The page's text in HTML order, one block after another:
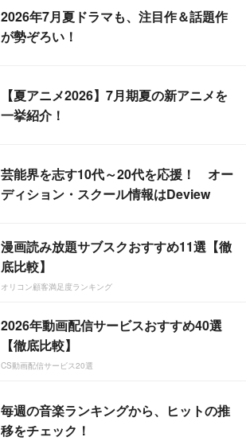
2026年7月夏ドラマも、注目作＆話題作
が勢ぞろい！
【夏アニメ2026】7月期夏の新アニメを
一挙紹介！
芸能界を志す10代～20代を応援！ オー
ディション・スクール情報はDeview
漫画読み放題サブスクおすすめ11選【徹
底比較】
オリコン顧客満足度ランキング
2026年動画配信サービスおすすめ40選
【徹底比較】
CS動画配信サービス20選
毎週の音楽ランキングから、ヒットの推
移をチェック！